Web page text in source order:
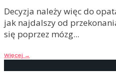
Decyzja należy więc do
jak najdalszy od
się poprzez mózg...
Więcej →